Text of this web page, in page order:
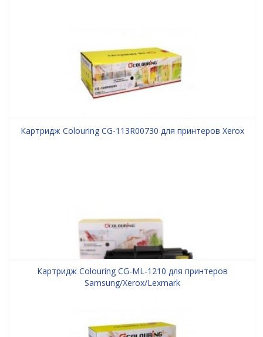
Картридж Colouring CG-113R00730 для принтеров Xerox
Картридж Colouring CG-ML-1210 для принтеров
Samsung/Xerox/Lexmark